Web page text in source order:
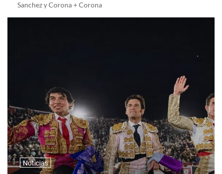
Sanchez y Corona + Corona
Noticias